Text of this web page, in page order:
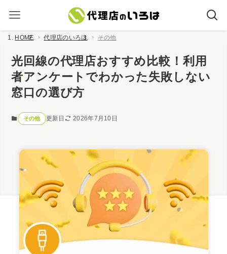
HOME 代理店のいろは その他
光回線の代理店おすすめ比較！利用
者アンケートでわかった失敗しない
窓口の選び方
その他 更新日 2026年7月10日